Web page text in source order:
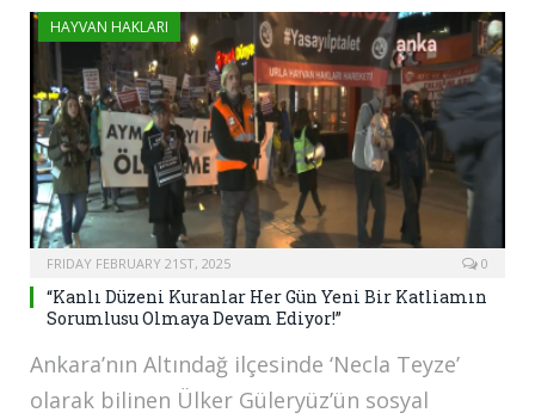
HAYVAN HAKLARI
FRIDAY FEBRUARY 21ST, 2025 0
“Kanlı Düzeni Kuranlar Her Gün Yeni Bir Katliamın
Sorumlusu Olmaya Devam Ediyor!”
Ankara’nın Altındağ ilçesinde ‘Necla Teyze’
olarak bilinen Ülker Güleryüz’ün sosyal